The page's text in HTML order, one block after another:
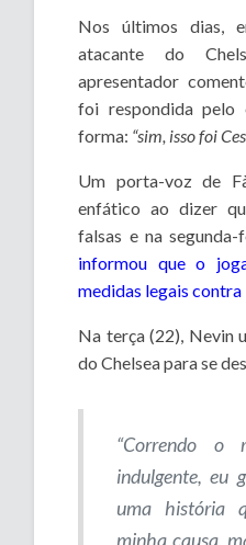
Nos últimos dias,
atacante do
apresentador
foi respondida pelo
forma: “sim, isso foi
Um porta-voz de
enfático ao dizer
falsas e na
informou que o
medidas legais contra
Na terça (22), Nevin
do Chelsea para se
“Correndo o
indulgente, eu
uma história
minha causa,